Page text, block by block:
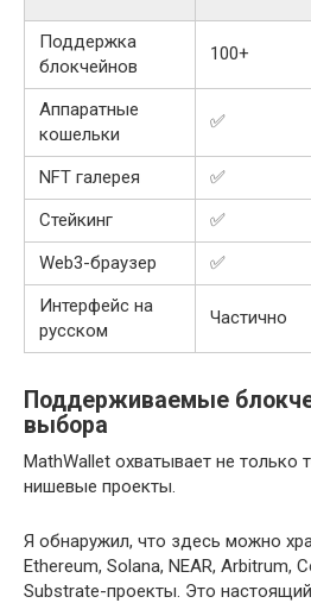
Поддержка
блокчейнов
100+
Аппаратные
кошельки
✅
NFT галерея ✅
Стейкинг
✅
Web3-браузер
✅
Интерфейс на
русском
Частично
Поддерживаемые
выбора
MathWallet охватывает не только
нишевые проекты.
Я обнаружил, что здесь можно
Ethereum, Solana, NEAR, Arbitrum,
Substrate-проекты. Это